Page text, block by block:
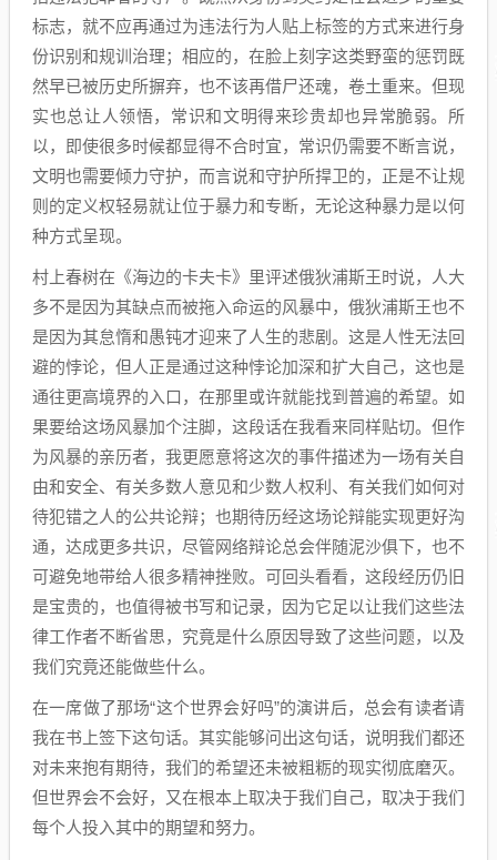
标志，就不应再通过为违法行为人贴上标签的方式来进行身
份识别和规训治理；相应的，在脸上刻字这类野蛮的惩罚既
然早已被历史所摒弃，也不该再借尸还魂，卷土重来。但现
实也总让人领悟，常识和文明得来珍贵却也异常脆弱。所
以，即使很多时候都显得不合时宜，常识仍需要不断言说，
文明也需要倾力守护，而言说和守护所捍卫的，正是不让规
则的定义权轻易就让位于暴力和专断，无论这种暴力是以何
种方式呈现。
村上春树在《海边的卡夫卡》里评述俄狄浦斯王时说，人大
多不是因为其缺点而被拖入命运的风暴中，俄狄浦斯王也不
是因为其怠惰和愚钝才迎来了人生的悲剧。这是人性无法回
避的悖论，但人正是通过这种悖论加深和扩大自己，这也是
通往更高境界的入口，在那里或许就能找到普遍的希望。如
果要给这场风暴加个注脚，这段话在我看来同样贴切。但作
为风暴的亲历者，我更愿意将这次的事件描述为一场有关自
由和安全、有关多数人意见和少数人权利、有关我们如何对
待犯错之人的公共论辩；也期待历经这场论辩能实现更好沟
通，达成更多共识，尽管网络辩论总会伴随泥沙俱下，也不
可避免地带给人很多精神挫败。可回头看看，这段经历仍旧
是宝贵的，也值得被书写和记录，因为它足以让我们这些法
律工作者不断省思，究竟是什么原因导致了这些问题，以及
我们究竟还能做些什么。
在一席做了那场“这个世界会好吗”的演讲后，总会有读者请
我在书上签下这句话。其实能够问出这句话，说明我们都还
对未来抱有期待，我们的希望还未被粗粝的现实彻底磨灭。
但世界会不会好，又在根本上取决于我们自己，取决于我们
每个人投入其中的期望和努力。